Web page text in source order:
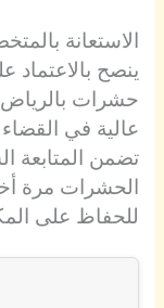
الاستعانة
ينصح
حشرات
عالية في
تضمن المتابعة
الحشرات مرة
للحفاظ على